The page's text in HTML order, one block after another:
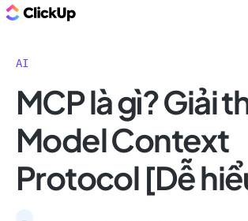
AI
MCP là gì? Giải
Model Context
Protocol [Dễ